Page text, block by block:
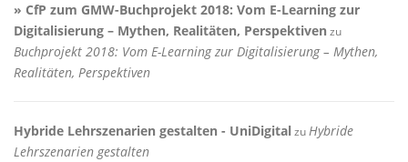
» CfP zum GMW-Buchprojekt 2018: Vom E-Learning zur
Digitalisierung – Mythen, Realitäten, Perspektiven zu
Buchprojekt 2018: Vom E-Learning zur Digitalisierung – Mythen,
Realitäten, Perspektiven
Hybride Lehrszenarien gestalten - UniDigitalzuHybride
Lehrszenarien gestalten